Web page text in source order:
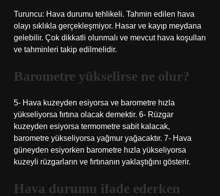
Turuncu: Hava durumu tehlikeli. Tahmin edilen hava
olayı sıklıkla gerçekleşmiyor. Hasar ve kayıp meydana
gelebilir. Çok dikkatli olunmalı ve mevcut hava koşulları
ve tahminleri takip edilmelidir.
Barometre yükselirse ne olur?
5- Hava kuzeyden esiyorsa ve barometre hızla
yükseliyorsa fırtına olacak demektir. 6- Rüzgar
kuzeyden esiyorsa termometre sabit kalacak,
barometre yükseliyorsa yağmur yağacaktır. 7- Hava
güneyden esiyorken barometre hızla yükseliyorsa
kuzeyli rüzgarların ve fırtınanın yaklaştığını gösterir.
Hava durumu ifade ederken